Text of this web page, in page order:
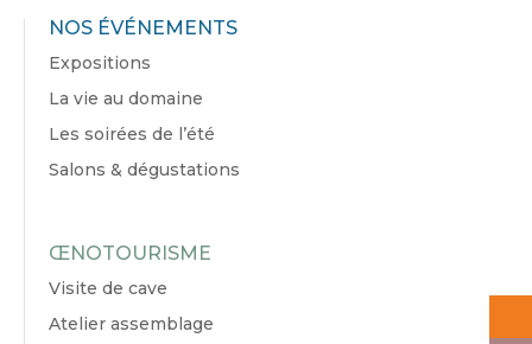
NOS ÉVÉNEMENTS
Expositions
La vie au domaine
Les soirées de l’été
Salons & dégustations
ŒNOTOURISME
Visite de cave
Atelier assemblage